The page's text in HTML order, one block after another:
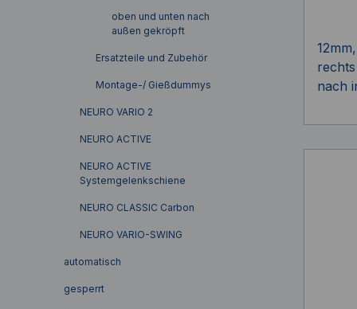
oben und unten nach
außen gekröpft
Ersatzteile und Zubehör
Montage-/ Gießdummys
NEURO VARIO 2
NEURO ACTIVE
NEURO ACTIVE
Systemgelenkschiene
NEURO CLASSIC Carbon
NEURO VARIO-SWING
automatisch
gesperrt
nach